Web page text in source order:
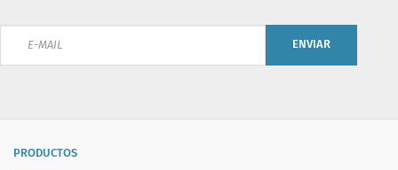
ENVIAR
PRODUCTOS